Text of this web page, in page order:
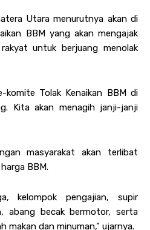
Utara menurutnya akan di
BBM yang akan mengajak
untuk berjuang menolak
komite Tolak Kenaikan BBM di
Kita akan menagih janji-janji
masyarakat akan terlibat
BBM.
kelompok pengajian, supir
abang becak bermotor, serta
makan dan minuman,” ujarnya.